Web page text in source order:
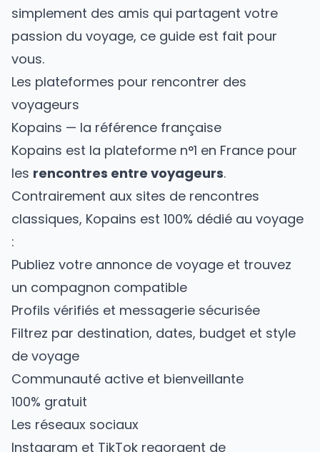
simplement des amis qui partagent votre
passion du voyage, ce guide est fait pour
vous.
Les plateformes pour rencontrer des
voyageurs
Kopains — la référence française
Kopains est la plateforme n°1 en France pour
les rencontres entre voyageurs.
Contrairement aux sites de rencontres
classiques, Kopains est 100% dédié au voyage
:
Publiez votre annonce de voyage et trouvez
un compagnon compatible
Profils vérifiés et messagerie sécurisée
Filtrez par destination, dates, budget et style
de voyage
Communauté active et bienveillante
100% gratuit
Les réseaux sociaux
Instagram et TikTok regorgent de